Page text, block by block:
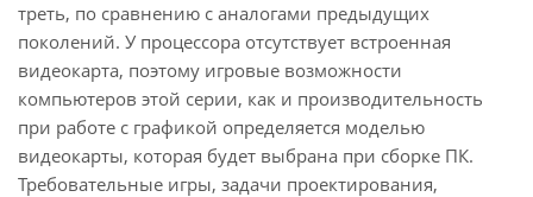
треть, по сравнению с аналогами предыдущих
поколений. У процессора отсутствует встроенная
видеокарта, поэтому игровые возможности
компьютеров этой серии, как и производительность
при работе с графикой определяется моделью
видеокарты, которая будет выбрана при сборке ПК.
Требовательные игры, задачи проектирования,